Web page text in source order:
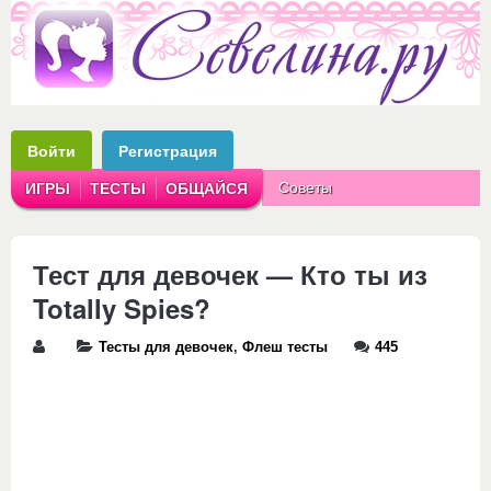
Войти Регистрация
ИГРЫ ТЕСТЫ ОБЩАЙСЯ Советы
Тест для девочек — Кто ты из
Totally Spies?
Тесты для девочек, Флеш тесты 445